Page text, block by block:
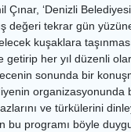
Çınar, ‘Denizli
değeri tekrar gün
kuşaklara
her yıl düzenli
sonunda bir
organizasyonunda
ve türkülerini
bu programı böyle